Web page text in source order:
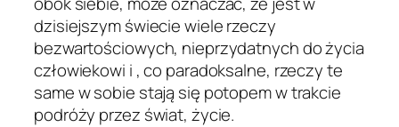
dzisiejszym świecie wiele rzeczy
bezwartościowych, nieprzydatnych do życia
człowiekowi i , co paradoksalne, rzeczy te
same w sobie stają się potopem w trakcie
podróży przez świat, życie.